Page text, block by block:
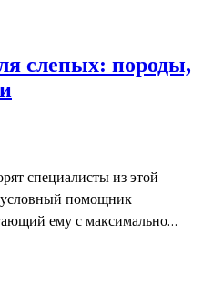
слепых: породы,
специалисты из этой
помощник
ему с максимально…